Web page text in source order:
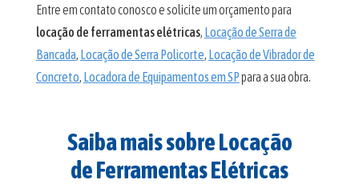
Entre em contato conosco e solicite um orçamento para
locação de ferramentas elétricas, Locação de Serra de
Bancada, Locação de Serra Policorte, Locação de Vibrador de
Concreto, Locadora de Equipamentos em SPpara a sua obra.
Saiba mais sobre Locação
de Ferramentas Elétricas